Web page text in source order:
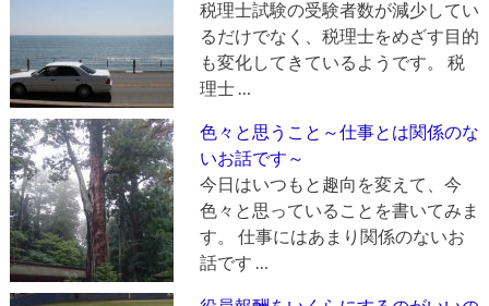
税理士試験の受験者数が減少してい
るだけでなく、税理士をめざす目的
も変化してきているようです。 税
理士 …
色々と思うこと～仕事とは関係のな
いお話です～
今日はいつもと趣向を変えて、今
色々と思っていることを書いてみま
す。 仕事にはあまり関係のないお
話です …